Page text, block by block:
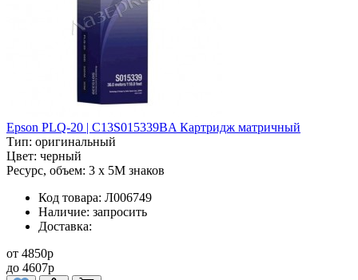
Epson PLQ-20 | C13S015339BA Картридж матричный
Тип: оригинальный
Цвет: черный
Ресурс, объем: 3 x 5M знаков
Код товара: Л006749
Наличие: запросить
Доставка:
от 4850p
до 4607p